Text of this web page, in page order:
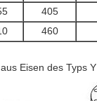
405
460
Eisen des Typs Y